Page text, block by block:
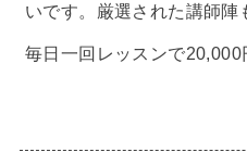
いです。厳選された講師陣
毎日一回レッスンで20,000